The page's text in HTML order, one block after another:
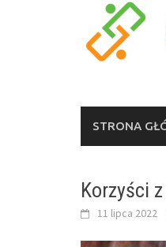
STRONA
Korzyści
11 lipca 2022